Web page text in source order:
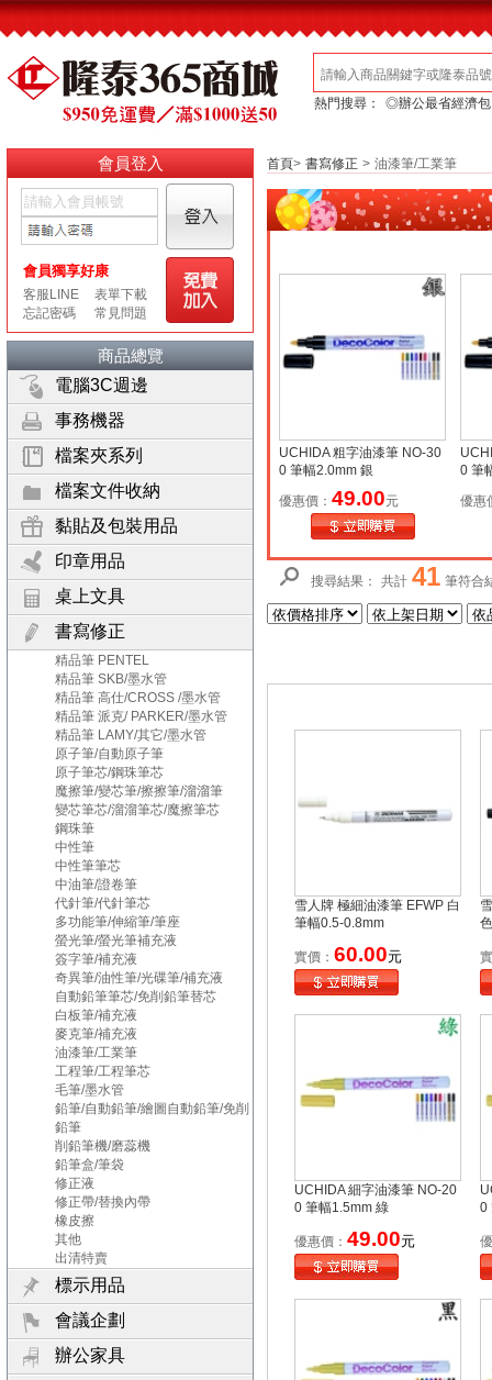
熱門搜尋： ◎辦公最省經濟包
會員登入
商品總覽
電腦3C週邊
事務機器
檔案夾系列
檔案文件收納
黏貼及包裝用品
印章用品
桌上文具
書寫修正
精品筆 PENTEL
精品筆 SKB/墨水管
精品筆 高仕/CROSS /墨水管
精品筆 派克/ PARKER/墨水管
精品筆 LAMY/其它/墨水管
原子筆/自動原子筆
原子筆芯/鋼珠筆芯
魔擦筆/變芯筆/擦擦筆/溜溜筆
變芯筆芯/溜溜筆芯/魔擦筆芯
鋼珠筆
中性筆
中性筆筆芯
中油筆/證卷筆
代針筆/代針筆芯
多功能筆/伸縮筆/筆座
螢光筆/螢光筆補充液
簽字筆/補充液
奇異筆/油性筆/光碟筆/補充液
自動鉛筆筆芯/免削鉛筆替芯
白板筆/補充液
麥克筆/補充液
油漆筆/工業筆
工程筆/工程筆芯
毛筆/墨水管
鉛筆/自動鉛筆/繪圖自動鉛筆/免削
鉛筆
削鉛筆機/磨蕊機
鉛筆盒/筆袋
修正液
修正帶/替換內帶
橡皮擦
其他
出清特賣
標示用品
會議企劃
辦公家具
首頁> 書寫修正 > 油漆筆/工業筆
UCHIDA 粗字油漆筆 NO-30
0 筆幅2.0mm 銀
優惠價： 49.00元
0 筆
優惠
搜尋結果： 共計 41 筆符合
雪人牌 極細油漆筆 EFWP 白
筆幅0.5-0.8mm
實價： 60.00元
UCHIDA 細字油漆筆 NO-20
0 筆幅1.5mm 綠
優惠價： 49.00元
0